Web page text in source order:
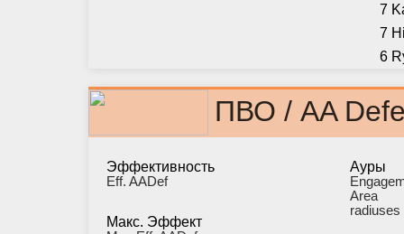
7
7
6
ПВО / AA
Эффективность
Eff. AADef
Макс. Эффект
Ауры
Area
radiuses